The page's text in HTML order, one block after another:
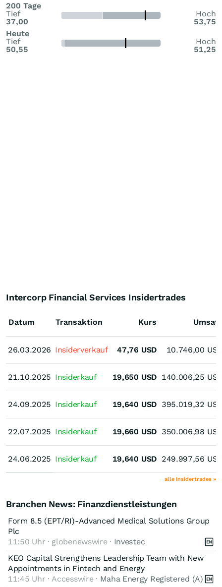
200 Tage
Tief
37,00
Hoch
53,75
Heute
Tief
50,55
Hoch
51,25
Intercorp Financial Services Insidertrades
Datum
26.03.2026
21.10.2025
24.09.2025
22.07.2025
24.06.2025
Transaktion Kurs Umsatz
26.03.2026 Insiderverkauf 47,76 USD 10.746,00
21.10.2025 Insiderkauf 19,650 USD 140.006,25
24.09.2025 Insiderkauf 19,640 USD 395.019,32
22.07.2025 Insiderkauf 19,660 USD 350.006,98
24.06.2025 Insiderkauf 19,640 USD 249.997,56
alle Insidertrades »
Branchen News: Finanzdienstleistungen
Form 8.5 (EPT/RI)-Advanced Medical Solutions Group
Plc
11:50 Uhr · globenewswire · Investec
KEO Capital Strengthens Leadership Team with New
Appointments in Fintech and Energy
11:45 Uhr · Accesswire · Maha Energy Registered (A)